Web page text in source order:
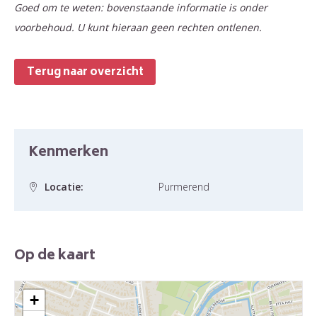
Goed om te weten: bovenstaande informatie is onder
voorbehoud. U kunt hieraan geen rechten ontlenen.
Terug naar overzicht
Kenmerken
Locatie: Purmerend
Op de kaart
+